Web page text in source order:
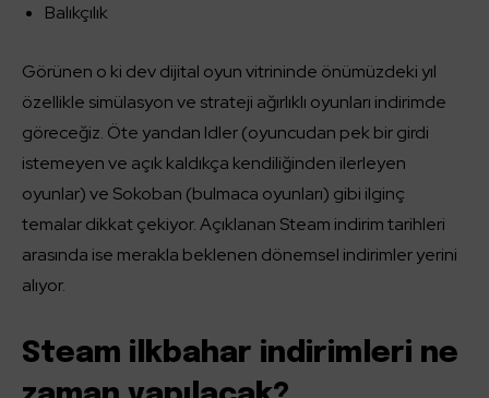
Balıkçılık
Görünen o ki dev dijital oyun vitrininde önümüzdeki yıl
özellikle simülasyon ve strateji ağırlıklı oyunları indirimde
göreceğiz. Öte yandan Idler (oyuncudan pek bir girdi
istemeyen ve açık kaldıkça kendiliğinden ilerleyen
oyunlar) ve Sokoban (bulmaca oyunları) gibi ilginç
temalar dikkat çekiyor. Açıklanan Steam indirim tarihleri
arasında ise merakla beklenen dönemsel indirimler yerini
alıyor.
Steam ilkbahar indirimleri ne